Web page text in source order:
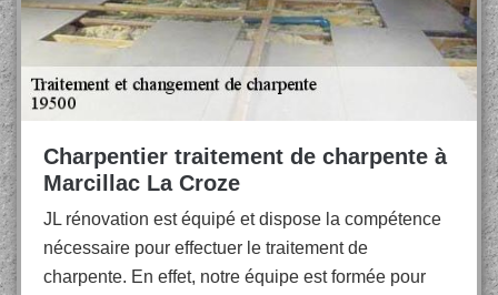
Charpentier traitement de charpente à
Marcillac La Croze
JL rénovation est équipé et dispose la compétence
nécessaire pour effectuer le traitement de
charpente. En effet, notre équipe est formée pour